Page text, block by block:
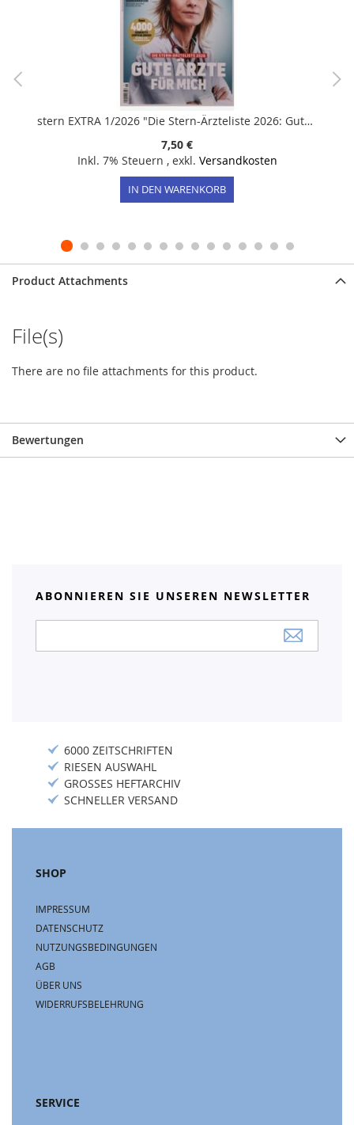
stern EXTRA 1/2026 "Die Stern-Ärzteliste 2026: Gute Ärzte für mich!"
7,50 €
Inkl. 7% Steuern , exkl. Versandkosten
IN DEN WARENKORB
Product Attachments
File(s)
There are no file attachments for this product.
Bewertungen
ABONNIEREN SIE UNSEREN NEWSLETTER
Newsletter:
6000 ZEITSCHRIFTEN
RIESEN AUSWAHL
GROSSES HEFTARCHIV
SCHNELLER VERSAND
SHOP
IMPRESSUM
DATENSCHUTZ
NUTZUNGSBEDINGUNGEN
AGB
ÜBER UNS
WIDERRUFSBELEHRUNG
SERVICE